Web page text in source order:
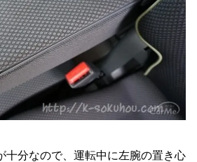
十分なので、運転中に左腕の置き心